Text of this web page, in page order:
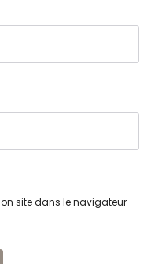
site dans le navigateur